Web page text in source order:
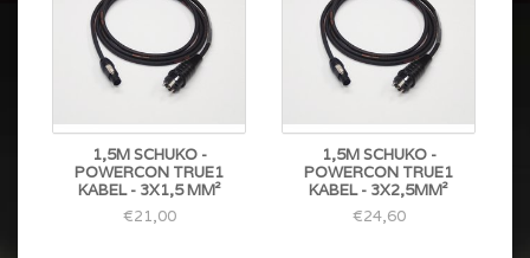
1,5M SCHUKO -
POWERCON TRUE1
KABEL - 3X1,5 MM²
€21,00
1,5M SCHUKO -
POWERCON TRUE1
KABEL - 3X2,5MM²
€24,60